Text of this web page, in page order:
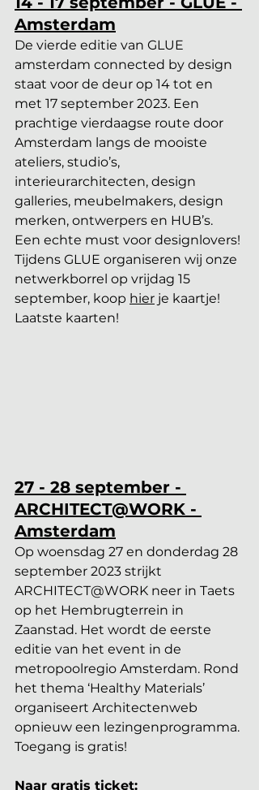
Amsterdam
De vierde editie van GLUE
amsterdam connected by design
staat voor de deur op 14 tot en
met 17 september 2023. Een
prachtige vierdaagse route door
Amsterdam langs de mooiste
ateliers, studio’s,
interieurarchitecten, design
galleries, meubelmakers, design
merken, ontwerpers en HUB’s.
Een echte must voor designlovers!
Tijdens GLUE organiseren wij onze
netwerkborrel op vrijdag 15
september, koop hier je kaartje!
Laatste kaarten!
27 - 28 september -
ARCHITECT@WORK -
Amsterdam
Op woensdag 27 en donderdag 28
september 2023 strijkt
ARCHITECT@WORK neer in Taets
op het Hembrugterrein in
Zaanstad. Het wordt de eerste
editie van het event in de
metropoolregio Amsterdam. Rond
het thema ‘Healthy Materials’
organiseert Architectenweb
opnieuw een lezingenprogramma.
Toegang is gratis!
Naar gratis ticket: